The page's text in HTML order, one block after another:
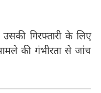
गिरफ्तारी के लिए
की गंभीरता से जांच